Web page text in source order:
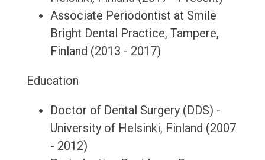
Associate Periodontist at Smile
Bright Dental Practice, Tampere,
Finland (2013 - 2017)
Education
Doctor of Dental Surgery (DDS) -
University of Helsinki, Finland (2007
- 2012)